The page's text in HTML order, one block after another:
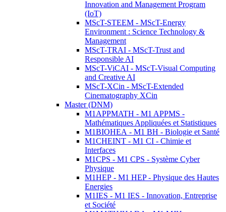
Innovation and Management Program
(IoT)
MScT-STEEM - MScT-Energy
Environment : Science Technology &
Management
MScT-TRAI - MScT-Trust and
Responsible AI
MScT-ViCAI - MScT-Visual Computing
and Creative AI
MScT-XCin - MScT-Extended
Cinematography XCin
Master (DNM)
M1APPMATH - M1 APPMS -
Mathématiques Appliquées et Statistiques
M1BIOHEA - M1 BH - Biologie et Santé
M1CHEINT - M1 CI - Chimie et
Interfaces
M1CPS - M1 CPS - Système Cyber
Physique
M1HEP - M1 HEP - Physique des Hautes
Energies
M1IES - M1 IES - Innovation, Entreprise
et Société